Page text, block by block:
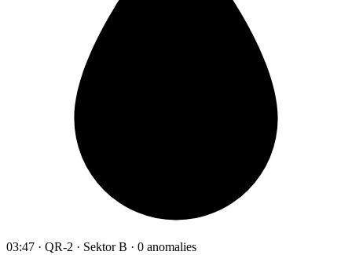
03:47 · QR-2 · Sektor B · 0 anomalies